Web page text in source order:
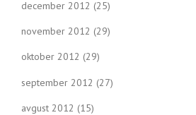
december 2012 (25)
november 2012 (29)
oktober 2012 (29)
september 2012 (27)
avgust 2012 (15)